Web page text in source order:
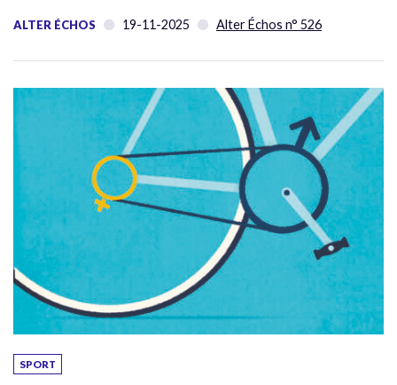
ALTER ÉCHOS 19-11-2025 Alter Échos n° 526
SPORT